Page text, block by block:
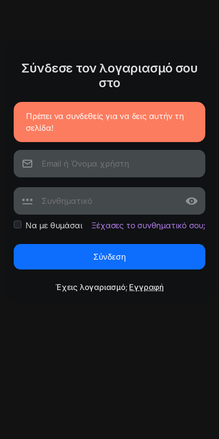
Σύνδεσε τον λογαριασμό σου
στο
Πρέπει να συνδεθείς για να δεις αυτήν τη
σελίδα!
Να με θυμάσαι Ξέχασες το συνθηματικό σου;
Σύνδεση
Έχεις λογαριασμό; Εγγραφή